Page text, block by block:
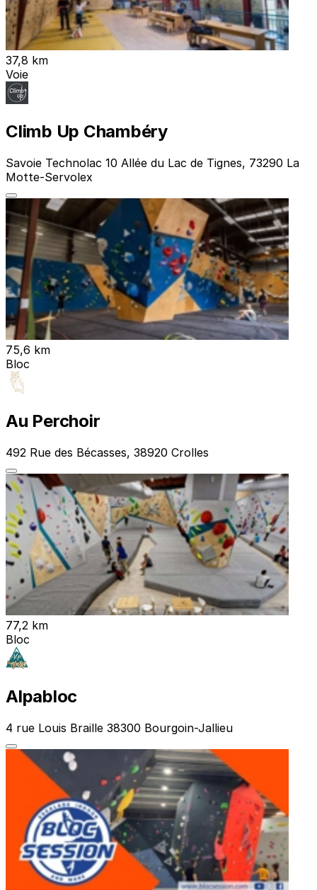
37,8 km
Voie
Climb Up Chambéry
Savoie Technolac 10 Allée du Lac de Tignes, 73290 La
Motte-Servolex
75,6 km
Bloc
Au Perchoir
492 Rue des Bécasses, 38920 Crolles
77,2 km
Bloc
Alpabloc
4 rue Louis Braille 38300 Bourgoin-Jallieu